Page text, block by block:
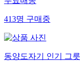
413명 구매중
동양도자기 인기 그